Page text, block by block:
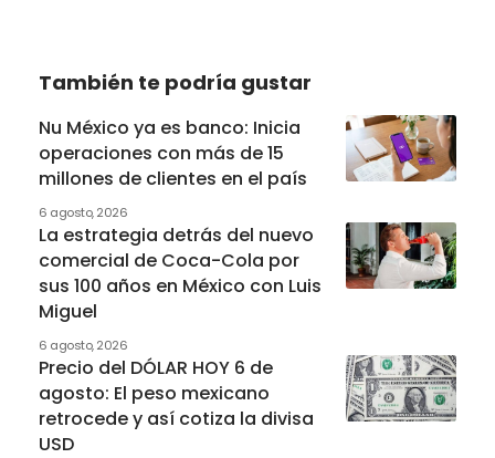
También te podría gustar
Nu México ya es banco: Inicia
operaciones con más de 15
millones de clientes en el país
6 agosto, 2026
La estrategia detrás del nuevo
comercial de Coca-Cola por
sus 100 años en México con Luis
Miguel
6 agosto, 2026
Precio del DÓLAR HOY 6 de
agosto: El peso mexicano
retrocede y así cotiza la divisa
USD